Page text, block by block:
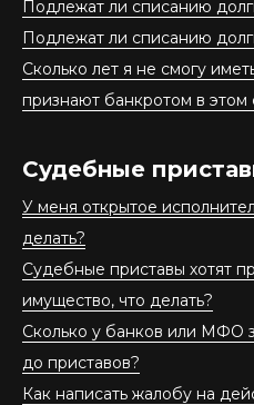
Подлежат ли списанию
Подлежат ли списанию
Сколько лет я не смогу
признают банкротом в этом
Судебные
У меня открытое
делать?
Судебные приставы хотят
имущество, что делать?
Сколько у банков или МФО
до приставов?
Как написать жалобу на